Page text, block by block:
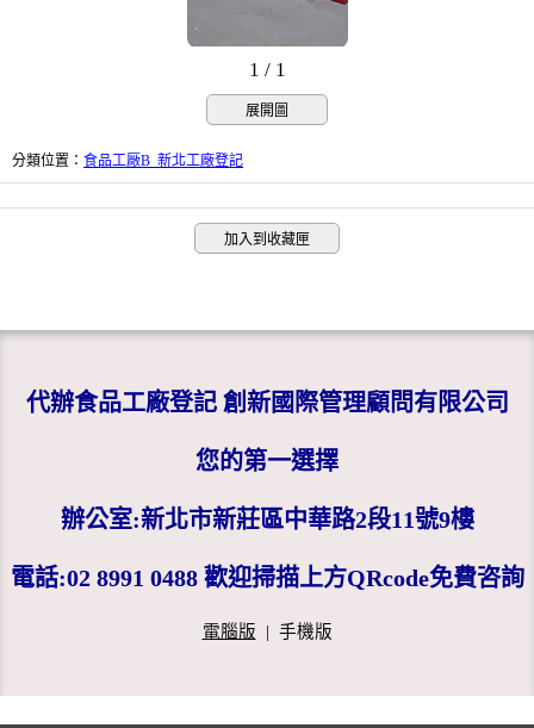
1 / 1
展開圖
分類位置 ： 食品工厰B_新北工廠登記
加入到收藏匣
代辦食品工廠登記 創新國際管理顧問有限公司
您的第一選擇
辦公室:新北市新莊區中華路2段11號9樓
電話:02 8991 0488 歡迎掃描上方QRcode免費咨詢
電腦版 | 手機版